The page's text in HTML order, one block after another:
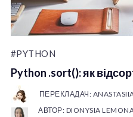
#PYTHON
Python .sort(): як
ПЕРЕКЛАДАЧ:
АВТОР: DIONYSIA